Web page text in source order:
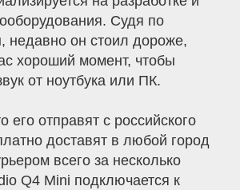
Судя по
недавно он стоил дороже,
хороший момент, чтобы
от ноутбука или ПК.
его отправят с российского
доставят в любой город
всего за несколько
Q4 Mini подключается к